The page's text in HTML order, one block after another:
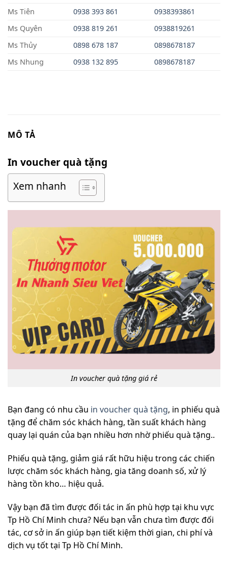
Ms Tiên
0938 393 861
0938393861
Ms Quyên
0938 819 261
0938819261
Ms Thủy
0898 678 187
0898678187
Ms Nhung
0938 132 895 0898678187
MÔ TẢ
In voucher quà tặng
Xem nhanh
In voucher quà tặng giá rẻ
Bạn đang có nhu cầu in voucher quà tặng, in phiếu quà
tặng để chăm sóc khách hàng, tần suất khách hàng
quay lại quán của bạn nhiều hơn nhờ phiếu quà tặng..
Phiếu quà tặng, giảm giá rất hữu hiệu trong các chiến
lược chăm sóc khách hàng, gia tăng doanh số, xử lý
hàng tồn kho… hiệu quả.
Vậy bạn đã tìm được đối tác in ấn phù hợp tại khu vực
Tp Hồ Chí Minh chưa? Nếu bạn vẫn chưa tìm được đối
tác, cơ sở in ấn giúp bạn tiết kiệm thời gian, chi phí và
dịch vụ tốt tại Tp Hồ Chí Minh.